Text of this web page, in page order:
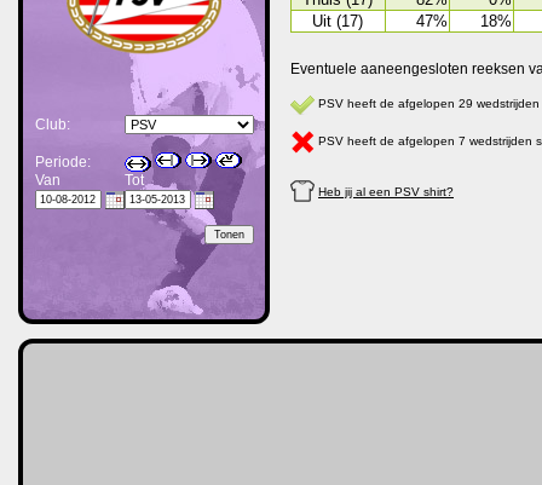
Uit (17)
47% 18%
Eventuele aaneengesloten reeksen
PSV heeft de afgelopen 29
PSV heeft de afgelopen 7 wedstrijden
Heb jij al een PSV shirt?
Club:
Periode:
Van
Tot